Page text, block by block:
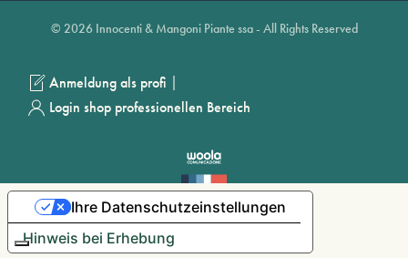
© 2026 Innocenti & Mangoni Piante ssa - All Rights Reserved
Anmeldung als profi |
Login shop professionellen Bereich
Hinweis bei Erhebung
Ihre Datenschutzeinstellungen